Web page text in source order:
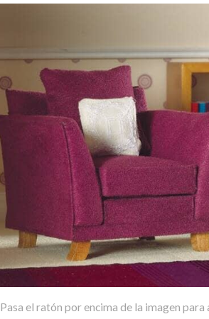
Pasa el ratón por encima de la imagen para